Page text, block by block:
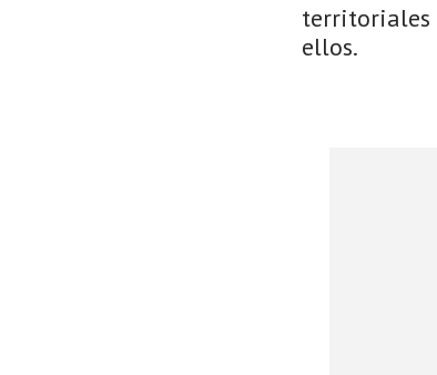
territoriales
ellos.